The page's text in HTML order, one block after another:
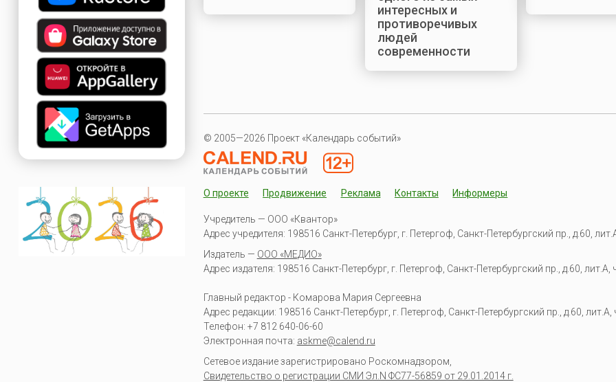
интересных и
противоречивых
людей
современности
© 2005—2026 Проект «Календарь событий»
О проекте Продвижение Реклама Контакты Информеры
Учредитель — ООО «Квантор»
Адрес учредителя: 198516 Санкт-Петербург, г. Петергоф, Санкт-Петербургский пр., д.60,
Издатель — ООО «МЕДИО»
Адрес издателя: 198516 Санкт-Петербург, г. Петергоф, Санкт-Петербургский пр., д.60,
Главный редактор - Комарова Мария Сергеевна
Адрес редакции: 198516 Санкт-Петербург, г. Петергоф Санкт-Петербургский пр., д.60,
Телефон: +7 812 640-06-60
Электронная почта: askme@calend.ru
Сетевое издание зарегистрировано Роскомнадзором,
Свидетельство о регистрации СМИ Эл.N ФС77-56859 от 29.01.2014 г.